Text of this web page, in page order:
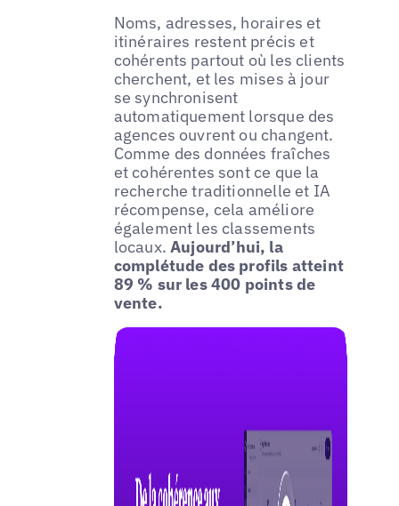
Noms, adresses, horaires et
itinéraires restent précis et
cohérents partout où les clients
cherchent, et les mises à jour
se synchronisent
automatiquement lorsque des
agences ouvrent ou changent.
Comme des données fraîches
et cohérentes sont ce que la
recherche traditionnelle et IA
récompense, cela améliore
également les classements
locaux.Aujourd’hui, la
complétude des profils atteint
89 % sur les 400 points de
vente.